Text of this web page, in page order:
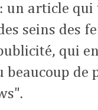
un article qui
seins des
qui
beaucoup